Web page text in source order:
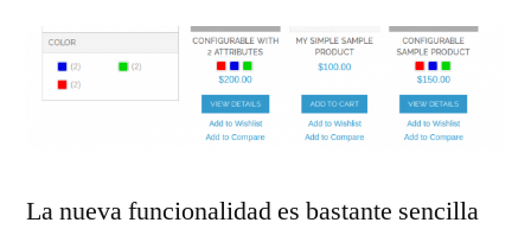
La nueva funcionalidad es bastante sencilla